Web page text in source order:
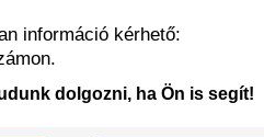
információ kérhető:
dolgozni, ha Ön is segít!